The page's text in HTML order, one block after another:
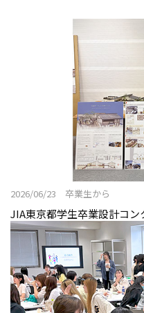
2026/06/23 卒業生から
JIA東京都学生卒業設計コ